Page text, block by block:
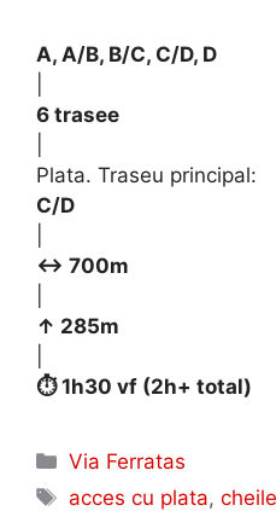
A, A/B, B/C, C/D, D
6 trasee
Plata. Traseu principal:
C/D
↔ 700m
↑ 285m
⏱ 1h30 vf (2h+ total)
Categorii
Via Ferratas
Etichete
acces cu plata,